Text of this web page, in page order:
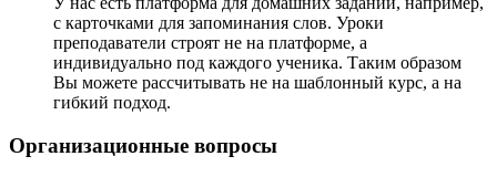
с карточками для запоминания слов. Уроки
преподаватели строят не на платформе, а
индивидуально под каждого ученика. Таким образом
Вы можете рассчитывать не на шаблонный курс, а на
гибкий подход.
Организационные вопросы